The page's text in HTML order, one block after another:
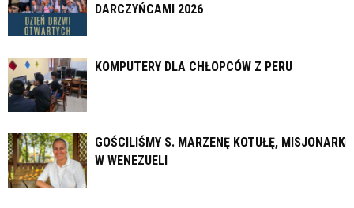
DARCZYŃCAMI 2026
KOMPUTERY DLA CHŁOPCÓW Z PERU
GOŚCILIŚMY S. MARZENĘ KOTUŁĘ, MISJONARKĘ
W WENEZUELI